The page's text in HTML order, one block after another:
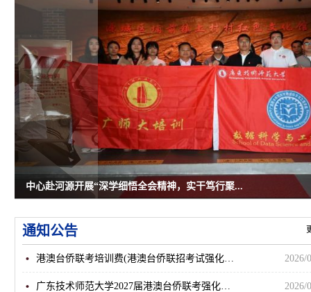
中心赴河源开展“深学细悟全会精神，实干笃行聚...
通知公告
港澳台侨联考培训费(港澳台侨联招考试强化班)收费... 2026/
广东技术师范大学2027届港澳台侨联考强化培训班招... 2026/